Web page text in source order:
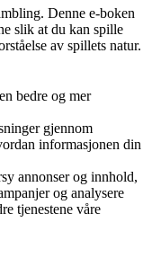
Denne e-boken
slik at du kan spille
av spillets natur.
bedre og mer
gjennom
informasjonen din
annonser og innhold,
og analysere
tjenestene våre